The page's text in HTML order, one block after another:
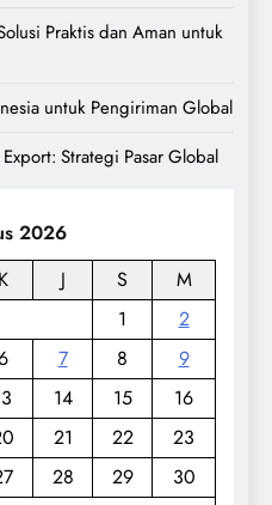
Praktis dan Aman untuk
untuk Pengiriman Global
Strategi Pasar Global
2026
K J S
M
1
2
7 8
9
14 15
16
21 22
23
28 29
30